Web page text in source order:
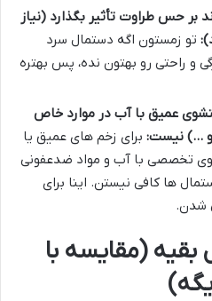
بر حس طراوت تأثیر بگذارد (نیاز
تو زمستون اگه دستمال سرد
و راحتی رو بهتون نده، پس بهتره
عمیق با آب در موارد خاص
و …) نیست: برای زخم های عمیق یا
تخصصی با آب و مواد ضدعفونی
ها کافی نیستن. اینا برای
شدن.
بقیه (مقایسه با